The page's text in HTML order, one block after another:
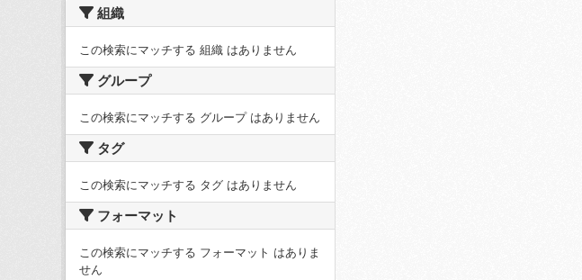
組織
この検索にマッチする 組織 はありません
グループ
この検索にマッチする グループ はありません
タグ
この検索にマッチする タグ はありません
フォーマット
この検索にマッチする フォーマット はありま
せん